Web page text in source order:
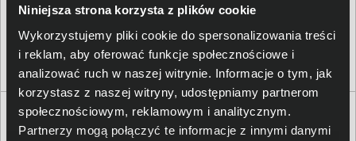
Niniejsza strona korzysta z plików cookie
Wykorzystujemy pliki cookie do spersonalizowania treści
i reklam, aby oferować funkcje społecznościowe i
analizować ruch w naszej witrynie. Informacje o tym, jak
korzystasz z naszej witryny, udostępniamy partnerom
społecznościowym, reklamowym i analitycznym.
Partnerzy mogą połączyć te informacje z innymi danymi
Szerokość (mm) 903
Głębokość (mm) 702
Opinie o produkcie